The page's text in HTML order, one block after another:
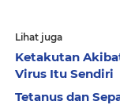
Lihat juga
Ketakutan
Virus Itu Sendiri
Tetanus dan